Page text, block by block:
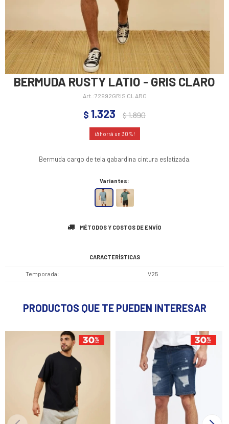
BERMUDA RUSTY LATIO - GRIS CLARO
72992GRIS CLARO
$ 1.323 $1.890
30
Bermuda cargo de tela gabardina cintura eslatizada.
Variantes:
MÉTODOS Y COSTOS DE ENVÍO
CARACTERÍSTICAS
Temporada V25
PRODUCTOS QUE TE PUEDEN INTERESAR